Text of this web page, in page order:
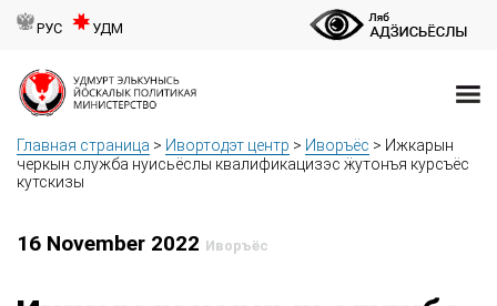
РУС УДМ
Главная страница > Ивортодэт центр > Иворъёс > Ижкарын
черкын служба нуисьёслы квалификацизэс ӝутонъя курсъёс
кутскизы
16 November 2022 Иворъёс